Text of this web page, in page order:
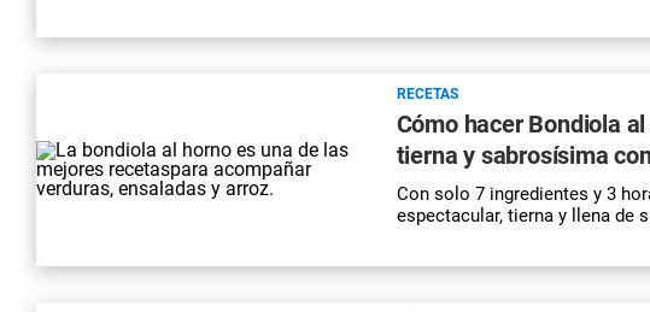
RECETAS
Cómo hacer Bondiola
tierna y sabrosísima
Con solo 7 ingredientes y 3
espectacular, tierna y llena de